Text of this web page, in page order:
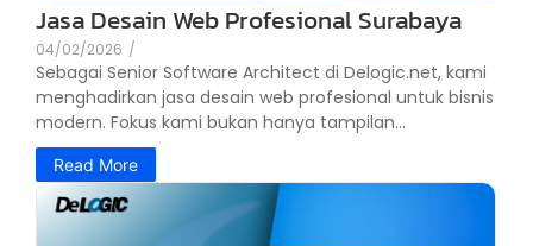
Jasa Desain Web Profesional Surabaya
04/02/2026 /
Sebagai Senior Software Architect di Delogic.net, kami
menghadirkan jasa desain web profesional untuk bisnis
modern. Fokus kami bukan hanya tampilan...
Read More